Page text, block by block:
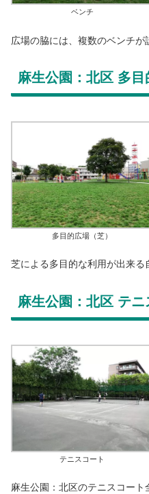
ベンチ
広場の脇には、複数のベンチが
麻生公園：北区 多目
多目的広場（芝）
芝による多目的な利用が出来る
麻生公園：北区 テニ
テニスコート
麻生公園：北区のテニスコート